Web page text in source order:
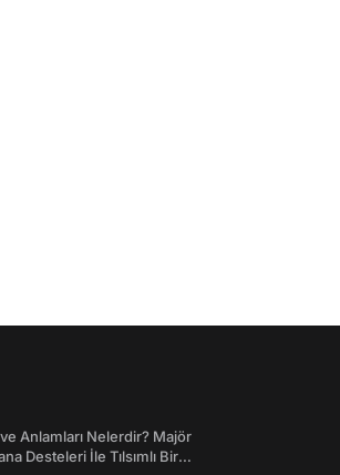
Anlamları Nelerdir? Majör
Desteleri İle Tılsımlı Bir